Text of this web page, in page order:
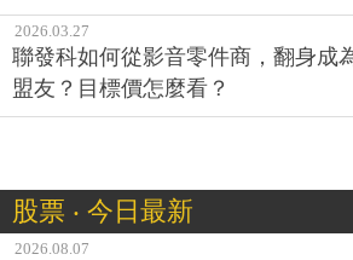
2026.03.27
聯發科如何從影音零件商，翻身成
盟友？目標價怎麼看？
股票 ‧ 今日最新
2026.08.07